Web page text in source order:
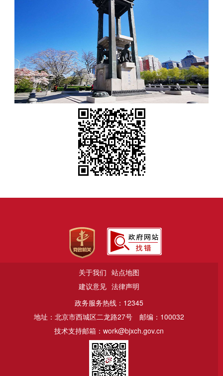
关于我们 站点地图
建议意见 法律声明
政务服务热线：12345
地址：北京市西城区二龙路27号
邮编：100032
技术支持邮箱：work@bjxch.gov.cn